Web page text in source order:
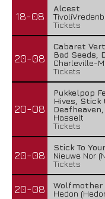
18-08
Alcest
Tickets
20-08
Cabaret
Bad Seeds,
Charleville-
Tickets
20-08
Pukkelpop
Hives, Stick
Hasselt
Tickets
20-08
Stick To
Nieuwe Nor
Tickets
20-08
Wolfmother
Hedon